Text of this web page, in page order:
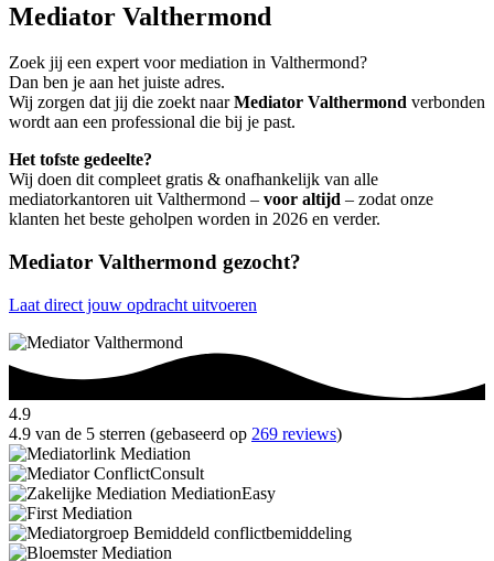
Mediator Valthermond
Zoek jij een expert voor mediation in Valthermond?
Dan ben je aan het juiste adres.
Wij zorgen dat jij die zoekt naarMediator Valthermond verbonden
wordt aan een professional die bij je past.
Het tofste gedeelte?
Wij doen dit compleet gratis & onafhankelijk van alle
mediatorkantoren uit Valthermond – voor altijd – zodat onze
klanten het beste geholpen worden in 2026 en verder.
Mediator Valthermond gezocht?
Laat direct jouw opdracht uitvoeren
4.9
4.9 van de 5 sterren (gebaseerd op 269 reviews)